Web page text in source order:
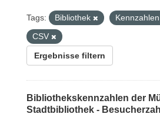
Tags: Bibliothek Kennzahlen
CSV
Ergebnisse filtern
Bibliothekskennzahlen der
Stadtbibliothek -